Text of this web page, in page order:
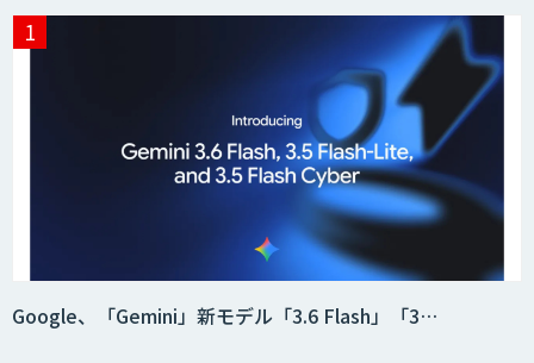
ID ZERO（アイディーゼロ）
Google、「Gemini」新モデル「3.6 Flash」「3…